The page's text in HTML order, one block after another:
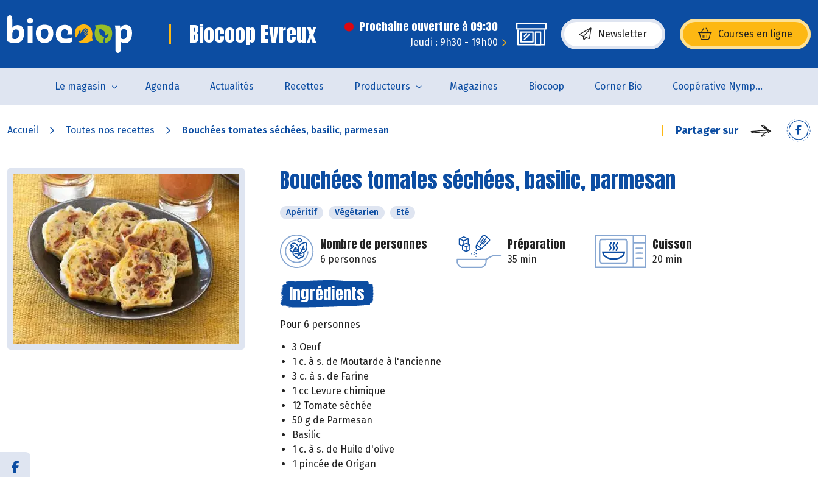
Biocoop Evreux Prochaine ouverture à 09:30
Jeudi : 9h30 - 19h00
Newsletter Courses en ligne
(s’ouvre dans une nouvelle fenêtre)
Le magasin Agenda Actualités Recettes Producteurs Magazines Biocoop Corner Bio Coopérative Nymphéa
Accueil Toutes nos recettes Bouchées tomates séchées, basilic, parmesan Partager sur
Bouchées tomates séchées, basilic, parmesan
Apéritif Végétarien Eté
Nombre de personnes
6 personnes
Préparation
35 min
Cuisson
20 min
Ingrédients
Pour 6 personnes
3 Oeuf
1 c. à s. de Moutarde à l'ancienne
3 c. à s. de Farine
1 cc Levure chimique
12 Tomate séchée
50 g de Parmesan
Basilic
1 c. à s. de Huile d'olive
1 pincée de Origan